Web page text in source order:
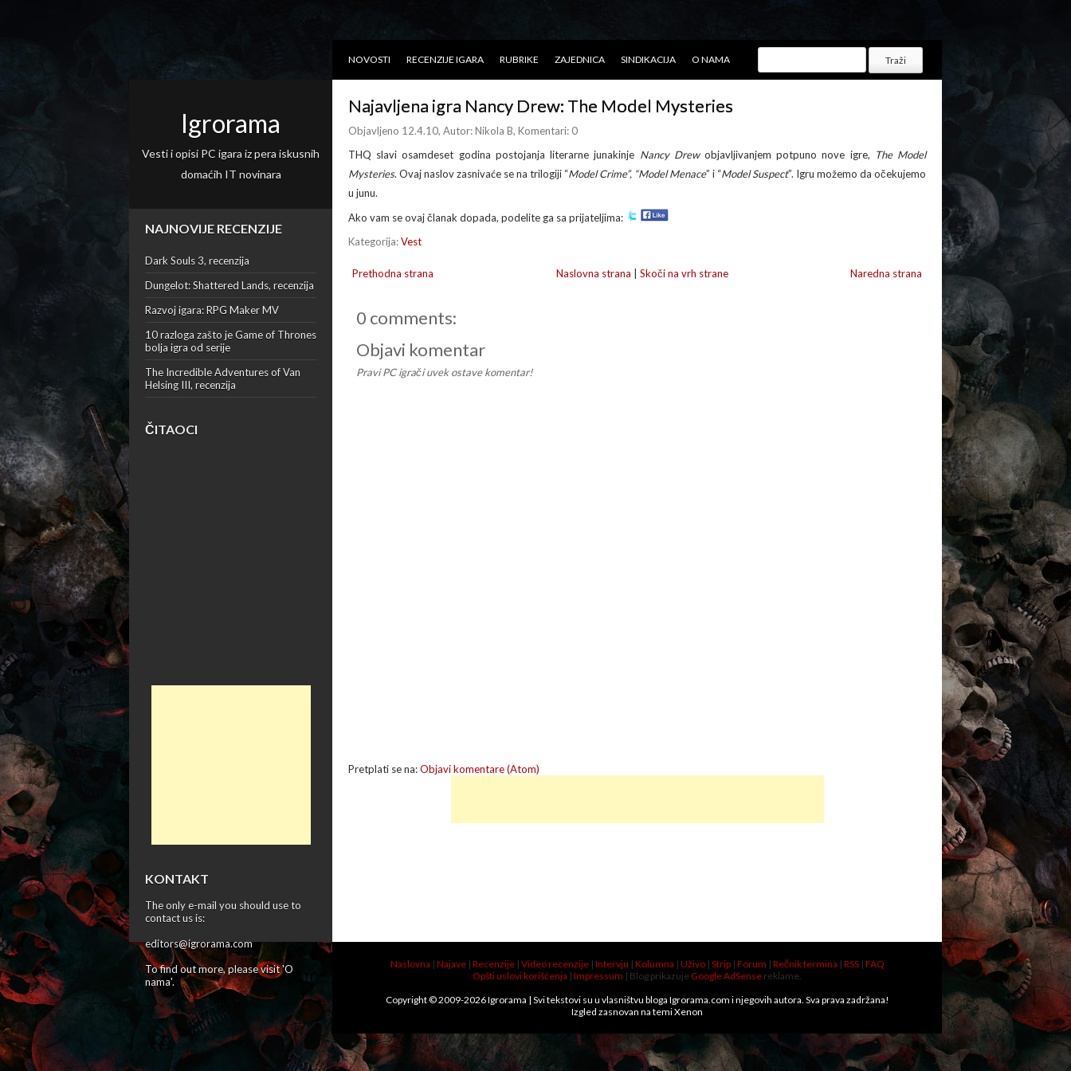
NOVOSTI RECENZIJE IGARA RUBRIKE ZAJEDNICA SINDIKACIJA O NAMA
Igrorama
Vesti i opisi PC igara iz pera iskusnih
domaćih IT novinara
NAJNOVIJE RECENZIJE
Dark Souls 3, recenzija
Dungelot: Shattered Lands, recenzija
Razvoj igara: RPG Maker MV
10 razloga zašto je Game of Thrones
bolja igra od serije
The Incredible Adventures of Van
Helsing III, recenzija
ČITAOCI
KONTAKT
The only e-mail you should use to
contact us is:
editors@igrorama.com
To find out more, please visit 'O
nama'.
Najavljena igra Nancy Drew: The Model Mysteries
Objavljeno 12.4.10, Autor:Nikola B, Komentari: 0
THQ slavi osamdeset godina postojanja literarne junakinje Nancy Drewobjavljivanjem potpuno nove igre, The Model
Mysteries. Ovaj naslov zasnivaće se na trilogiji “Model Crime”, “Model Menace” i “Model Suspect”. Igru možemo da očekujemo
u junu.
Ako vam se ovaj članak dopada, podelite ga sa prijateljima:
Kategorija:Vest
Naredna strana
Prethodna strana Naslovna strana Skoči na vrh strane
0 comments:
Objavi komentar
Pravi PC igrači uvek ostave komentar!
Pretplati se na:Objavi komentare (Atom)
Naslovna | Najave| Recenzije| Video recenzije| Intervju | Kolumna | Uživo| Strip| Forum | Rečnik termina | RSS| FAQ
Opšti uslovi korišćenja | Impressum | Blog prikazuje Google AdSense reklame.
Copyright © 2009-2026Igrorama | Svi tekstovi su u vlasništvu bloga Igrorama.com i njegovih autora. Sva prava zadržana!
Izgled zasnovan na temiXenon